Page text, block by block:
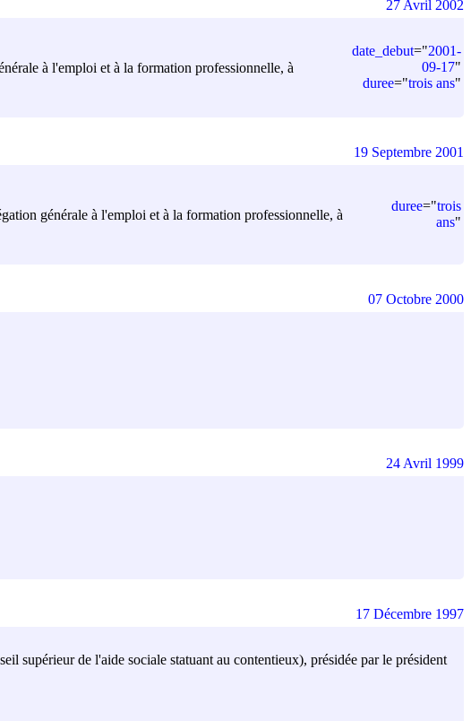
à l'emploi et à la formation professionnelle, à
date_debut="2001-
09-17"
duree="trois ans"
27 Avril 2002
générale à l'emploi et à la formation professionnelle, à
duree="trois
ans"
19 Septembre 2001
07 Octobre 2000
24 Avril 1999
supérieur de l'aide sociale statuant au contentieux), présidée par le président
17 Décembre 1997